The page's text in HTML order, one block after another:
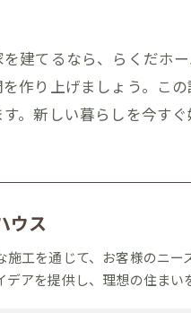
建てるなら、らくだホ
作り上げましょう。こ
。新しい暮らしを今す
ウス
施工を通じて、お客様のニ
デアを提供し、理想の住まい